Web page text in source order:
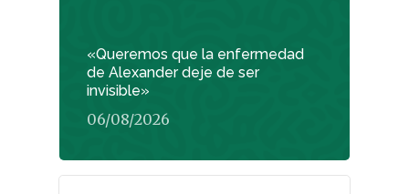
«Queremos que la enfermedad
de Alexander deje de ser
invisible»
06/08/2026